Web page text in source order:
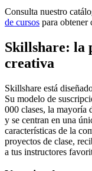
Consulta nuestro
de cursos para obtener
Skillshare: la
creativa
Skillshare está
Su modelo de
000 clases, la mayoría
y se centran en una
características de la
proyectos de clase,
a tus instructores